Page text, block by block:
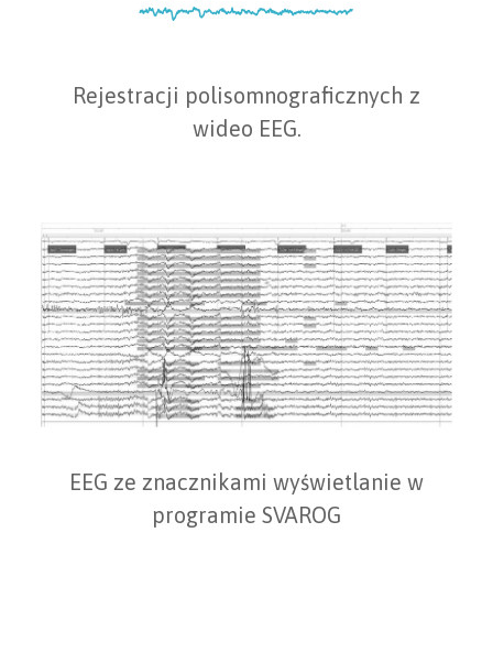
Rejestracji polisomnograficznych z
wideo EEG.
EEG ze znacznikami wyświetlanie w
programie SVAROG